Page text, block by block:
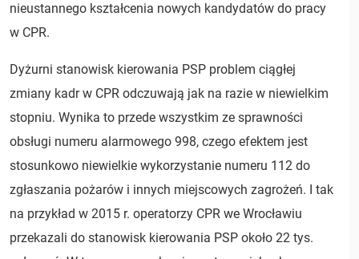
nieustannego kształcenia nowych kandydatów do pracy
w CPR.
Dyżurni stanowisk kierowania PSP problem ciągłej
zmiany kadr w CPR odczuwają jak na razie w niewielkim
stopniu. Wynika to przede wszystkim ze sprawności
obsługi numeru alarmowego 998, czego efektem jest
stosunkowo niewielkie wykorzystanie numeru 112 do
zgłaszania pożarów i innych miejscowych zagrożeń. I tak
na przykład w 2015 r. operatorzy CPR we Wrocławiu
przekazali do stanowisk kierowania PSP około 22 tys.